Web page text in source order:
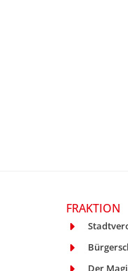
FRAKTION
Der